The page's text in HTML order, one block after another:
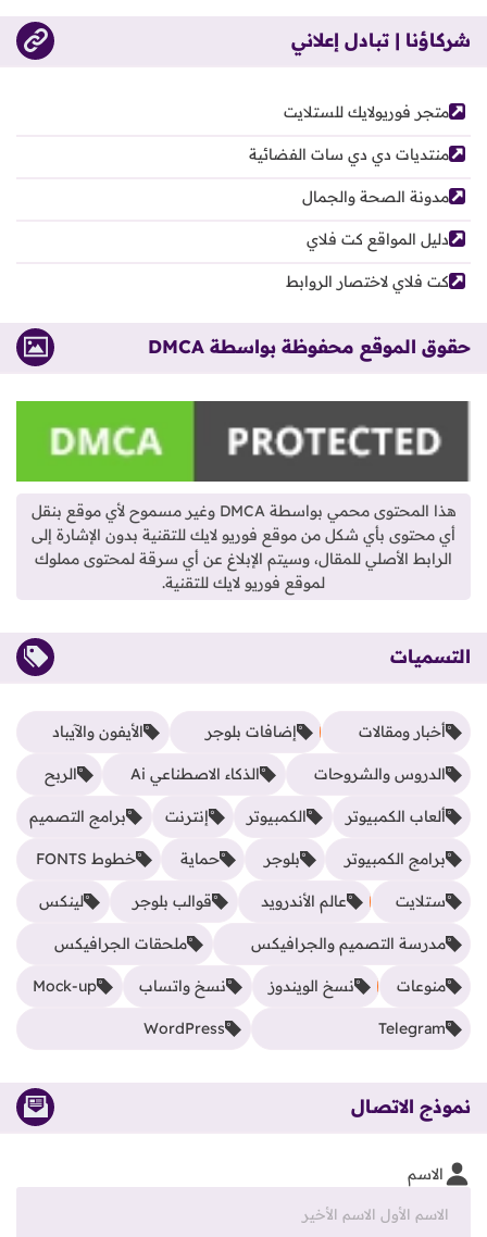
شركاؤنا | تبادل إعلاني
متجر فوريولايك للستلايت
منتديات دي دي سات الفضائية
مدونة الصحة والجمال
دليل المواقع كت فلاي
كت فلاي لاختصار الروابط
حقوق الموقع محفوظة بواسطة DMCA
هذا المحتوى محمي بواسطة DMCA وغير مسموح لأي موقع بنقل
أي محتوى بأي شكل من موقع فوريو لايك للتقنية بدون الإشارة إلى
الرابط الأصلي للمقال، وسيتم الإبلاغ عن أي سرقة لمحتوى مملوك
لموقع فوريو لايك للتقنية.
التسميات
أخبار ومقالات إضافات بلوجر الأيفون والآيباد
الدروس والشروحات الذكاء الاصطناعي Ai الربح
ألعاب الكمبيوتر الكمبيوتر إنترنت برامج التصميم
برامج الكمبيوتر بلوجر حماية خطوط FONTS
ستلايت عالم الأندرويد قوالب بلوجر لينكس
مدرسة التصميم والجرافيكس ملحقات الجرافيكس
منوعات نسخ الويندوز نسخ واتساب Mock-up
Telegram
WordPress
نموذج الاتصال
الاسم